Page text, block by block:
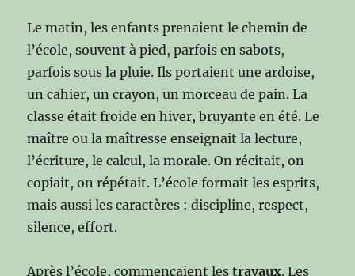
Le matin, les enfants prenaient le chemin de
l’école, souvent à pied, parfois en sabots,
parfois sous la pluie. Ils portaient une ardoise,
un cahier, un crayon, un morceau de pain. La
classe était froide en hiver, bruyante en été. Le
maître ou la maîtresse enseignait la lecture,
l’écriture, le calcul, la morale. On récitait, on
copiait, on répétait. L’école formait les esprits,
mais aussi les caractères : discipline, respect,
silence, effort.
Après l’école, commençaient lestravaux. Les